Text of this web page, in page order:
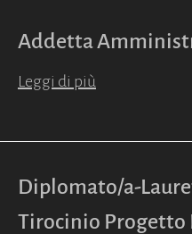
Addetta
Leggi di più
Diplomato/a-
Tirocinio Progetto